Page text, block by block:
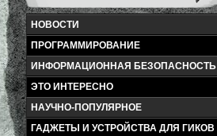
НОВОСТИ
ПРОГРАММИРОВАНИЕ
ИНФОРМАЦИОННАЯ БЕЗОПАСНОСТЬ
ЭТО ИНТЕРЕСНО
НАУЧНО-ПОПУЛЯРНОЕ
ГАДЖЕТЫ И УСТРОЙСТВА ДЛЯ ГИКОВ